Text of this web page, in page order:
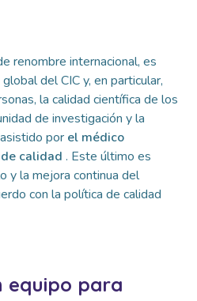
renombre internacional, es
globaldel CIC y, en particular,
la calidad científica de los
de investigación y la
por el médico
calidad. Este último es
y la mejora continua del
con la política de calidad
equipo para